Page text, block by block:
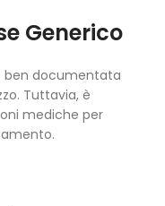
Generico
ben documentata
Tuttavia, è
mediche per